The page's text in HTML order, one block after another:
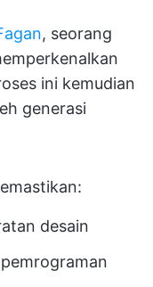
, seorang
ini kemudian
generasi
desain